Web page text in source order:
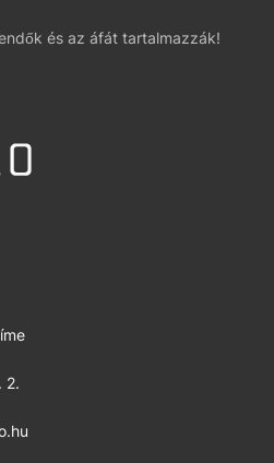
és az áfát tartalmazzák!
2.